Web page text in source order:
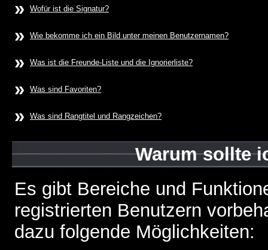
» Wofür ist die Signatur?
» Wie bekomme ich ein Bild unter meinen Benutzernamen?
» Was ist die Freunde-Liste und die Ignorierliste?
» Was sind Favoriten?
» Was sind Rangtitel und Rangzeichen?
Warum sollte
Es gibt Bereiche und
registrierten Benutzern
dazu folgende Möglichkeiten: